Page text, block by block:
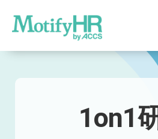
1on1